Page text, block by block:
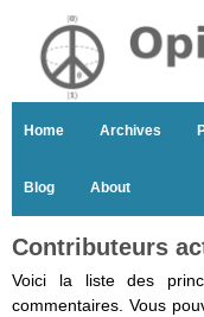
Home Archives
Blog About
Contributeurs
Voici la liste des
commentaires. Vous